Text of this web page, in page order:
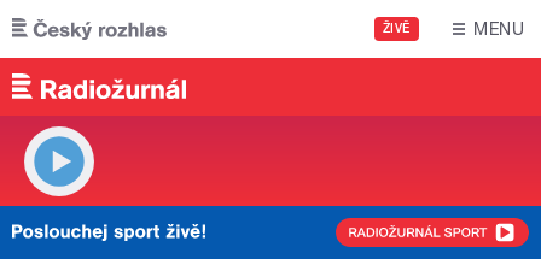
Přejít k hlavnímu obsahu
ŽIVĚ MENU